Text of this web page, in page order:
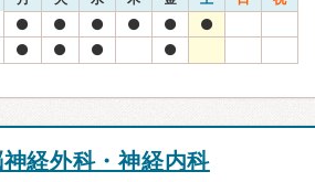
経外科・神経内科